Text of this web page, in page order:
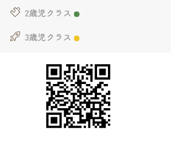
2歳児クラス
3歳児クラス